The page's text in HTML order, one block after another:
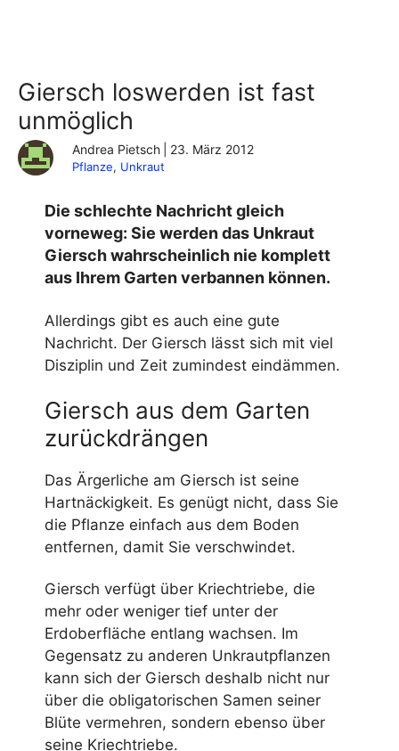
Giersch loswerden ist fast
unmöglich
Andrea Pietsch 23. März 2012
Pflanze, Unkraut
Die schlechte Nachricht gleich
vorneweg: Sie werden das Unkraut
Giersch wahrscheinlich nie komplett
aus Ihrem Garten verbannen können.
Allerdings gibt es auch eine gute
Nachricht. Der Giersch lässt sich mit viel
Disziplin und Zeit zumindest eindämmen.
Giersch aus dem Garten
zurückdrängen
Das Ärgerliche am Giersch ist seine
Hartnäckigkeit. Es genügt nicht, dass Sie
die Pflanze einfach aus dem Boden
entfernen, damit Sie verschwindet.
Giersch verfügt über Kriechtriebe, die
mehr oder weniger tief unter der
Erdoberfläche entlang wachsen. Im
Gegensatz zu anderen Unkrautpflanzen
kann sich der Giersch deshalb nicht nur
über die obligatorischen Samen seiner
Blüte vermehren, sondern ebenso über
seine Kriechtriebe.